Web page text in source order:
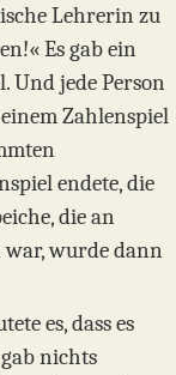
Lehrerin zu
Es gab ein
Und jede Person
Zahlenspiel
endete, die
die an
wurde dann
es, dass es
nichts